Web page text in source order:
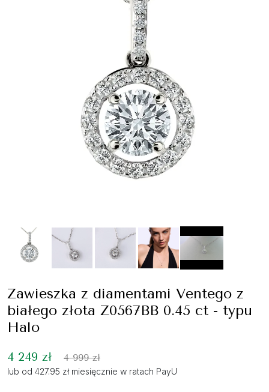
Zawieszka z diamentami Ventego z
białego złota Z0567BB 0.45 ct - typu
Halo
4 249 zł 4 999 zł
lub od 427.95 zł miesięcznie w ratach PayU